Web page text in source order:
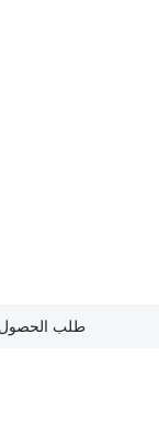
طلب